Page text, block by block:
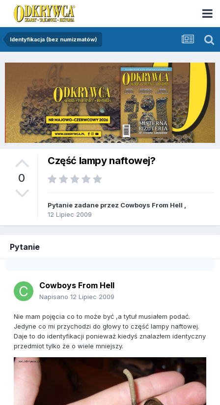
Identyfikacja (bez numizmatów)
0
Część lampy naftowej?
Pytanie zadane przez Cowboys From Hell
12 Lipiec 2009
Pytanie
Cowboys From Hell
Napisano 12 Lipiec 2009
Nie mam pojęcia co to może być ,a tytuł musiałem podać.
Jedyne co mi przychodzi do głowy to część lampy naftowej.
Daje to do identyfikacji ponieważ kiedyś znalazłem identyczny
przedmiot tylko że o wiele mniejszy.